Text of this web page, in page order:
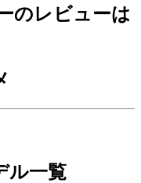
のレビューは
ル一覧